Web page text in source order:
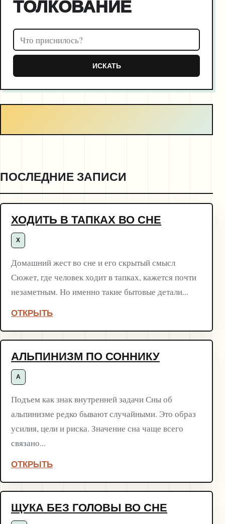
ТОЛКОВАНИЕ
Поиск по соннику
ИСКАТЬ
ПОСЛЕДНИЕ ЗАПИСИ
ХОДИТЬ В ТАПКАХ ВО СНЕ
Х
Домашний жест во сне и его скрытый смысл
Сюжет, где человек ходит в тапках, кажется почти
незаметным. Но именно такие бытовые детали...
ОТКРЫТЬ
АЛЬПИНИЗМ ПО СОННИКУ
А
Подъем как знак внутренней задачи Сны об
альпинизме редко бывают случайными. Это образ
усилия, цели и риска. Значение сна чаще всего
связано...
ОТКРЫТЬ
ЩУКА БЕЗ ГОЛОВЫ ВО СНЕ